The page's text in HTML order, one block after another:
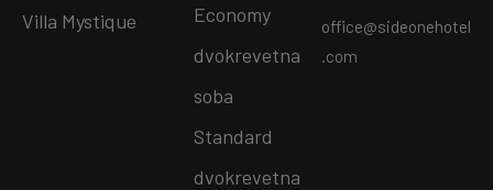
Villa Mystique
Economy
dvokrevetna
soba
Standard
dvokrevetna
office@sideonehotel
.com